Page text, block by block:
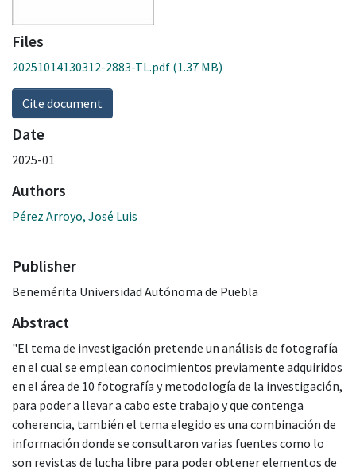
Files
20251014130312-2883-TL.pdf (1.37 MB)
Cite document
Date
2025-01
Authors
Pérez Arroyo, José Luis
Publisher
Benemérita Universidad Autónoma de Puebla
Abstract
"El tema de investigación pretende un análisis de fotografía
en el cual se emplean conocimientos previamente adquiridos
en el área de 10 fotografía y metodología de la investigación,
para poder a llevar a cabo este trabajo y que contenga
coherencia, también el tema elegido es una combinación de
información donde se consultaron varias fuentes como lo
son revistas de lucha libre para poder obtener elementos de